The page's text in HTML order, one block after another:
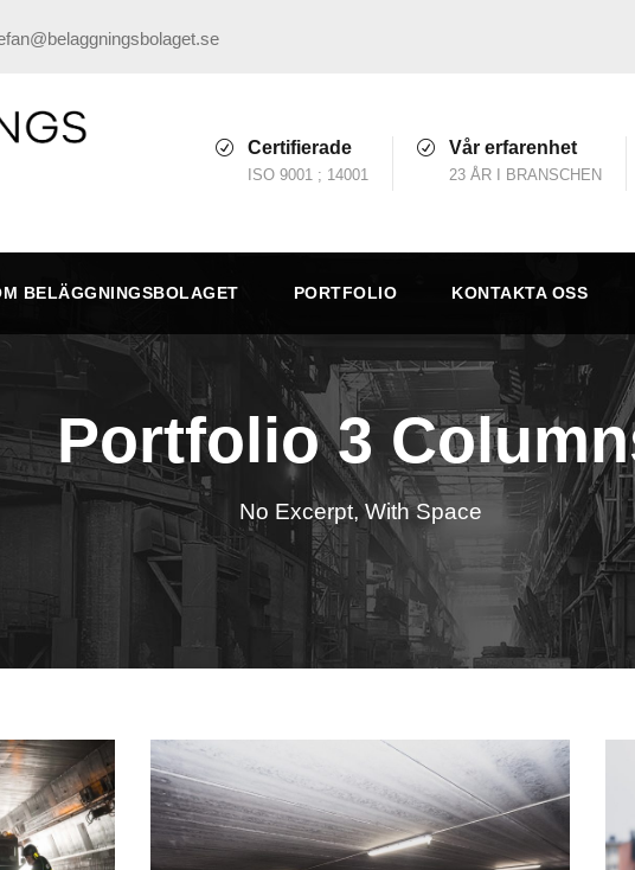
Certifierade
ISO 9001 ; 14001
Vår erfarenhet
23 ÅR I BRANSCHEN
BELÄGGNINGSBOLAGET PORTFOLIO KONTAKTA OSS
Portfolio 3
No Excerpt, With Space